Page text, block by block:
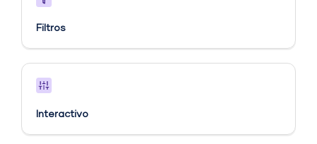
Filtros
Interactivo